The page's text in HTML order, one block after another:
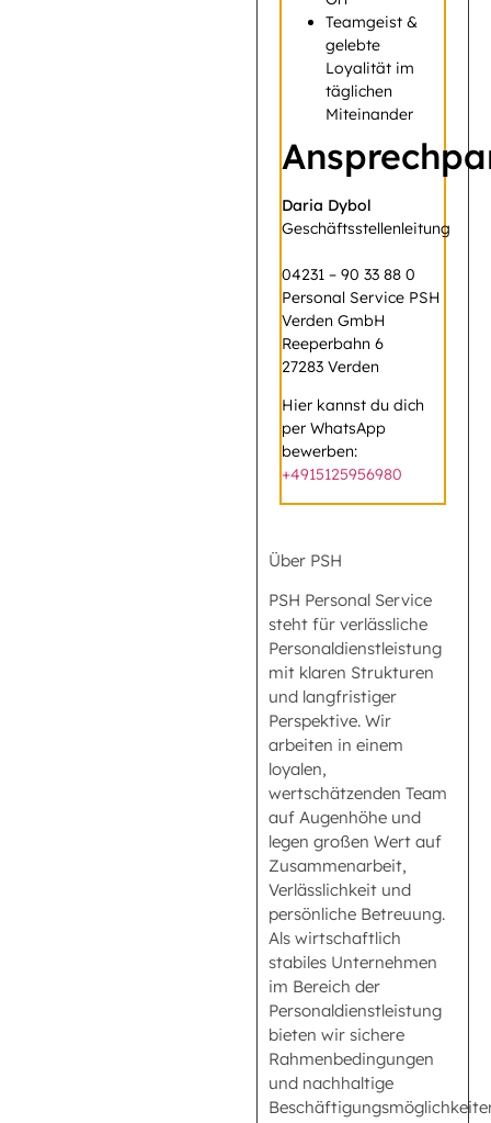
Teamgeist &
gelebte
Loyalität im
täglichen
Miteinander
Daria Dybol
Geschäftsstellenleitung
04231 – 90 33 88 0
Personal Service PSH
Verden GmbH
Reeperbahn 6
27283 Verden
Hier kannst du dich
per WhatsApp
bewerben:
+4915125956980
Über PSH
PSH Personal Service
steht für verlässliche
Personaldienstleistung
mit klaren Strukturen
und langfristiger
Perspektive. Wir
arbeiten in einem
loyalen,
wertschätzenden Team
auf Augenhöhe und
legen großen Wert auf
Zusammenarbeit,
Verlässlichkeit und
persönliche Betreuung.
Als wirtschaftlich
stabiles Unternehmen
im Bereich der
Personaldienstleistung
bieten wir sichere
Rahmenbedingungen
und nachhaltige